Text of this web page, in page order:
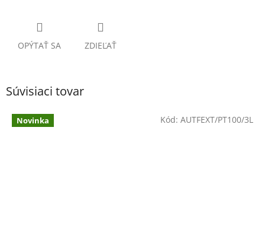
OPÝTAŤ SA ZDIEĽAŤ
Súvisiaci tovar
Novinka Kód: AUTFEXT/PT100/3L